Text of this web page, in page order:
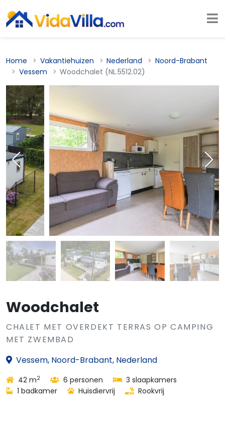
Home Vakantiehuizen Nederland
Noord-Brabant
Vessem
Woodchalet (NL.5512.02)
Woodchalet
CHALET MET OVERDEKT TERRAS OP CAMPING
MET ZWEMBAD
Vessem, Noord-Brabant, Nederland
42 m2 6 personen
3 slaapkamers
1 badkamer
Huisdiervrij Rookvrij